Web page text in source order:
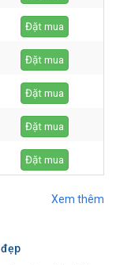
Đặt mua
Đặt mua
Đặt mua
Đặt mua
Đặt mua
Xem thêm